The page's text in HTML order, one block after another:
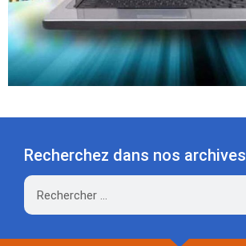
Recherchez dans nos archives
Rechercher